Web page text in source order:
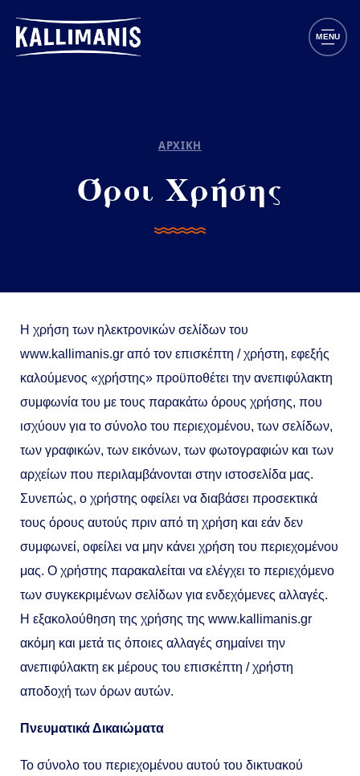
MENU
ΑΡΧΙΚΗ
Όροι Χρήσης
Η χρήση των ηλεκτρονικών σελίδων του
www.kallimanis.gr από τον επισκέπτη / χρήστη, εφεξής
καλούμενος «χρήστης» προϋποθέτει την ανεπιφύλακτη
συμφωνία του με τους παρακάτω όρους χρήσης, που
ισχύουν για το σύνολο του περιεχομένου, των σελίδων,
των γραφικών, των εικόνων, των φωτογραφιών και των
αρχείων που περιλαμβάνονται στην ιστοσελίδα μας.
Συνεπώς, ο χρήστης οφείλει να διαβάσει προσεκτικά
τους όρους αυτούς πριν από τη χρήση και εάν δεν
συμφωνεί, οφείλει να μην κάνει χρήση του περιεχομένου
μας. Ο χρήστης παρακαλείται να ελέγχει το περιεχόμενο
των συγκεκριμένων σελίδων για ενδεχόμενες αλλαγές.
Η εξακολούθηση της χρήσης της www.kallimanis.gr
ακόμη και μετά τις όποιες αλλαγές σημαίνει την
ανεπιφύλακτη εκ μέρους του επισκέπτη / χρήστη
αποδοχή των όρων αυτών.
Πνευματικά Δικαιώματα
Το σύνολο του περιεχομένου αυτού του δικτυακού